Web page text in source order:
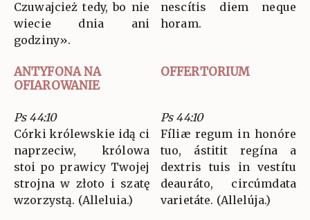
Czuwajcież tedy, bo nie
wiecie dnia ani
godziny».
nescítis diem neque
horam.
ANTYFONA NA
OFIAROWANIE
OFFERTORIUM
Ps 44:10
Córki królewskie idą ci
naprzeciw, królowa
stoi po prawicy Twojej
strojna w złoto i szatę
wzorzystą. (Alleluia.)
Ps 44:10
Fíliæ regum in honóre
tuo, ástitit regína a
dextris tuis in vestítu
deauráto, circúmdata
varietáte. (Allelúja.)